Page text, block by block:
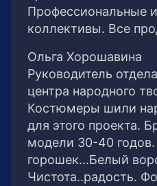
Профессиональные
коллективы. Все
Ольга Хорошавина
Руководитель
центра народного
Костюмеры шили
для этого проекта.
модели 30-40
горошек…Белый
Чистота..радость.